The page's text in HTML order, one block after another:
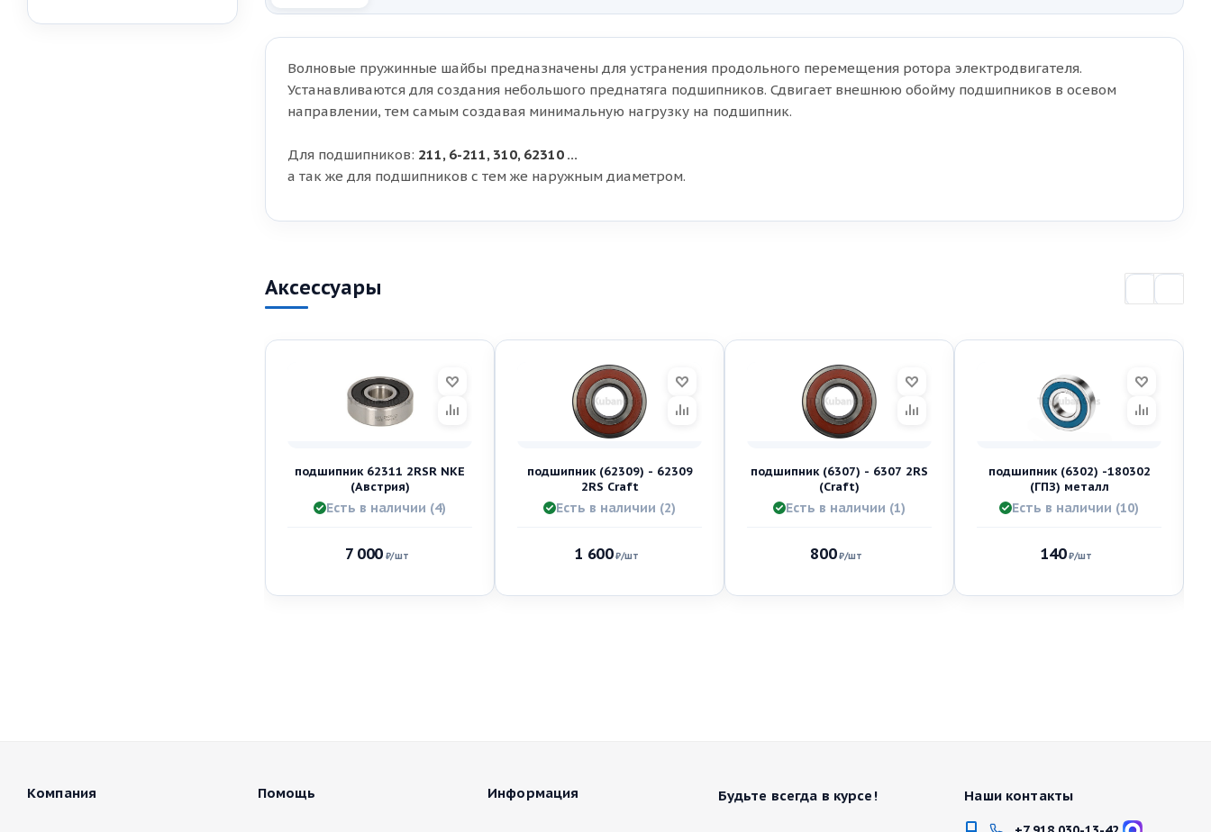
Волновые пружинные шайбы предназначены для устранения продольного перемещения ротора электродвигателя.
Устанавливаются для создания небольшого преднатяга подшипников. Сдвигает внешнюю обойму подшипников в осевом
направлении, тем самым создавая минимальную нагрузку на подшипник.
Для подшипников: 211, 6-211, 310, 62310 ...
а так же для подшипников с тем же наружным диаметром.
Аксессуары
подшипник 62311 2RSR NKE
(Австрия)
Есть в наличии (4)
7 000 ₽/шт
подшипник (62309) - 62309
2RS Craft
Есть в наличии (2)
1 600₽/шт
подшипник (6307) - 6307 2RS
(Craft)
Есть в наличии (1)
800₽/шт
подшипник (6302) -180302
(ГПЗ) металл
Есть в наличии (10)
140₽/шт
Компания Помощь Информация Будьте всегда в курсе! Наши контакты